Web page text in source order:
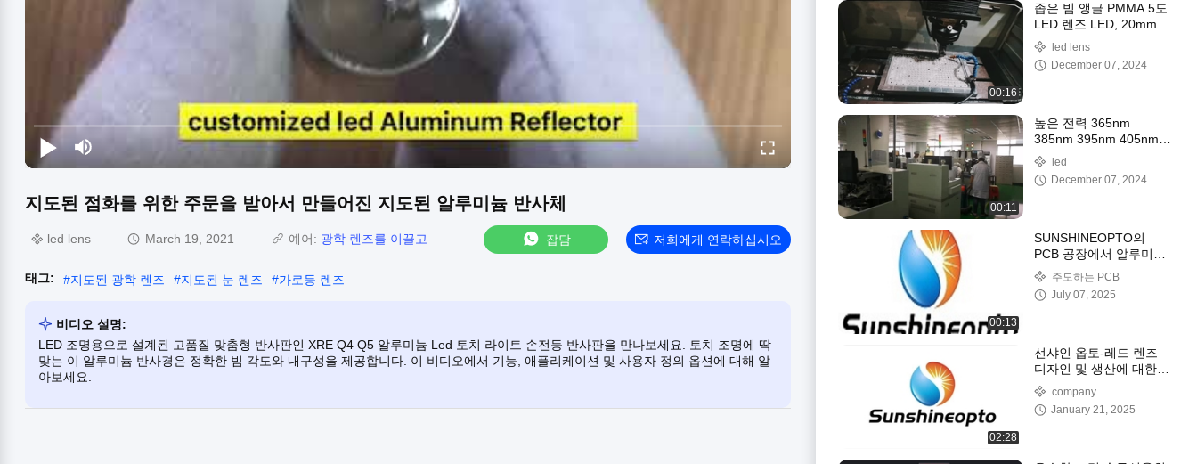
지도된 점화를 위한 주문을 받아서 만들어진 지도된 알루미늄 반사체
led lens March 19, 2021 예어: 광학 렌즈를 이끌고 잡담 저희에게 연락하십시오
태그: #지도된 광학 렌즈 #지도된 눈 렌즈 #가로등 렌즈
비디오 설명:
LED 조명용으로 설계된 고품질 맞춤형 반사판인 XRE Q4 Q5 알루미늄 Led 토치 라이트 손전등 반사판을 만나보세요. 토치 조명에 딱
맞는 이 알루미늄 반사경은 정확한 빔 각도와 내구성을 제공합니다. 이 비디오에서 기능, 애플리케이션 및 사용자 정의 옵션에 대해 알
아보세요.
00:16
좁은 빔 앵글 PMMA 5도
LED 렌즈 LED, 20mm
LED 반사
led lens
December 07, 2024
00:11
높은 전력 365nm
385nm 395nm 405nm
UV LED CHIP 3535 LED
3W 5W 10W smd LED
칩
led
December 07, 2024
00:13
SUNSHINEOPTO의
PCB 공장에서 알루미늄
LED PCB 보드 생산
주도하는 PCB
July 07, 2025
02:28
선샤인 옵토-레드 렌즈
디자인 및 생산에 대한
소개company
January 21, 2025